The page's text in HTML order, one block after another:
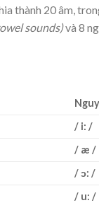
thành 20 âm,
sounds)và 8
/ i: /
/ æ /
/ ɔ: /
/ u: /